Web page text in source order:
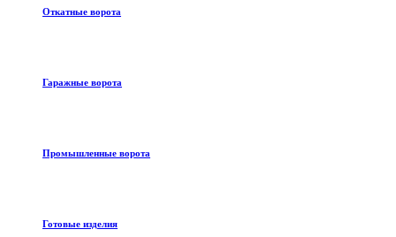
Откатные ворота
Гаражные ворота
Промышленные ворота
Готовые изделия